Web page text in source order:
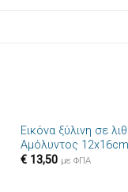
Εικόνα ξύλινη σε
Αμόλυντος 12x16cm
€ 13,50 με ΦΠΑ